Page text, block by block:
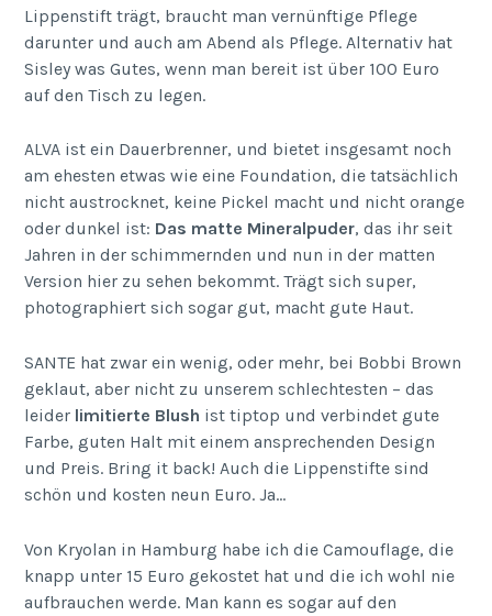
Lippenstift trägt, braucht man vernünftige Pflege
darunter und auch am Abend als Pflege. Alternativ hat
Sisley was Gutes, wenn man bereit ist über 100 Euro
auf den Tisch zu legen.
ALVA ist ein Dauerbrenner, und bietet insgesamt noch
am ehesten etwas wie eine Foundation, die tatsächlich
nicht austrocknet, keine Pickel macht und nicht orange
oder dunkel ist: Das matte Mineralpuder, das ihr seit
Jahren in der schimmernden und nun in der matten
Version hier zu sehen bekommt. Trägt sich super,
photographiert sich sogar gut, macht gute Haut.
SANTE hat zwar ein wenig, oder mehr, bei Bobbi Brown
geklaut, aber nicht zu unserem schlechtesten – das
leider limitierte Blush ist tiptop und verbindet gute
Farbe, guten Halt mit einem ansprechenden Design
und Preis. Bring it back! Auch die Lippenstifte sind
schön und kosten neun Euro. Ja…
Von Kryolan in Hamburg habe ich die Camouflage, die
knapp unter 15 Euro gekostet hat und die ich wohl nie
aufbrauchen werde. Man kann es sogar auf den